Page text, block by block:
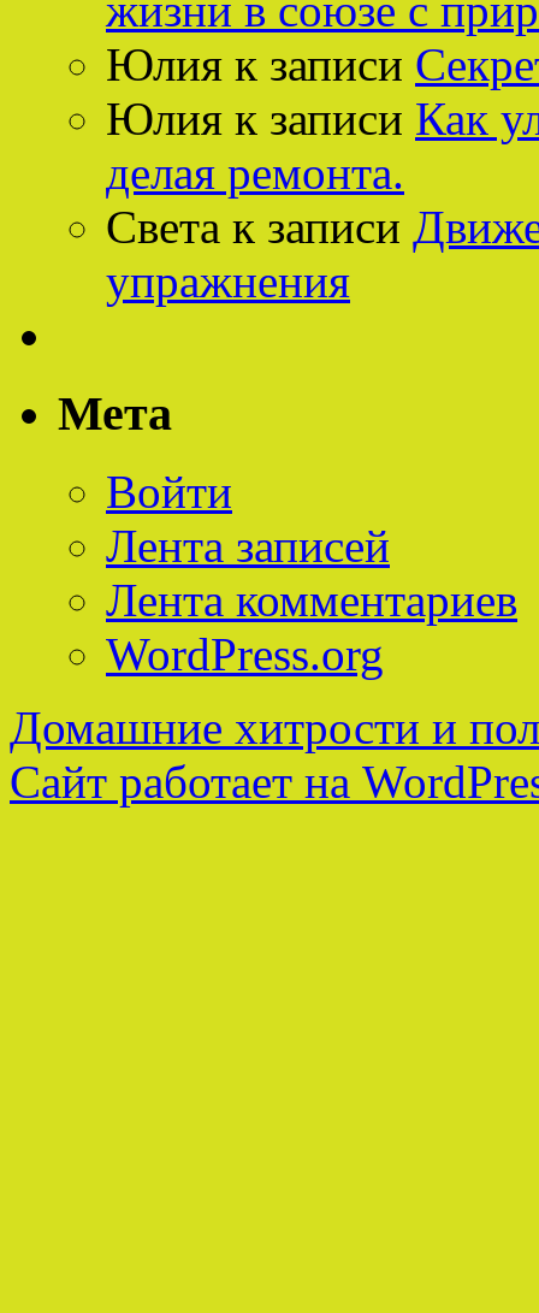
жизни в союзе с
Юлия к записи
Юлия к записи Как
делая ремонта.
Света к записи
упражнения
Мета
Войти
Лента записей
Лента комментариев
WordPress.org
Домашние хитрости и
Сайт работает на